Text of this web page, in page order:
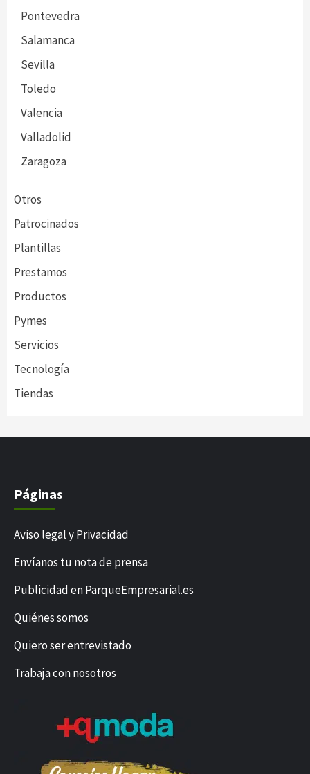
Pontevedra
Salamanca
Sevilla
Toledo
Valencia
Valladolid
Zaragoza
Otros
Patrocinados
Plantillas
Prestamos
Productos
Pymes
Servicios
Tecnología
Tiendas
Páginas
Aviso legal y Privacidad
Envíanos tu nota de prensa
Publicidad en ParqueEmpresarial.es
Quiénes somos
Quiero ser entrevistado
Trabaja con nosotros